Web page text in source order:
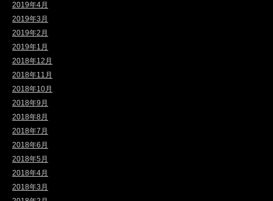
2019年4月
2019年3月
2019年2月
2019年1月
2018年12月
2018年11月
2018年10月
2018年9月
2018年8月
2018年7月
2018年6月
2018年5月
2018年4月
2018年3月